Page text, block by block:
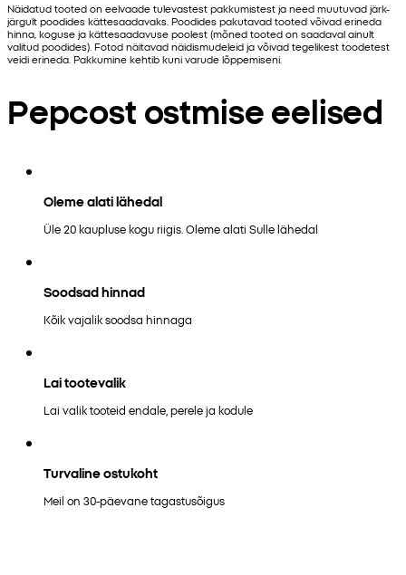
Näidatud tooted on eelvaade tulevastest pakkumistest ja need muutuvad järk-
järgult poodides kättesaadavaks. Poodides pakutavad tooted võivad erineda
hinna, koguse ja kättesaadavuse poolest (mõned tooted on saadaval ainult
valitud poodides). Fotod näitavad näidismudeleid ja võivad tegelikest toodetest
veidi erineda. Pakkumine kehtib kuni varude lõppemiseni.
Pepcost ostmise eelised
Oleme alati lähedal
Üle 20 kaupluse kogu riigis. Oleme alati Sulle lähedal
Soodsad hinnad
Kõik vajalik soodsa hinnaga
Lai tootevalik
Lai valik tooteid endale, perele ja kodule
Turvaline ostukoht
Meil on 30-päevane tagastusõigus